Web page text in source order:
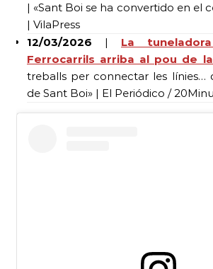
| «Sant Boi se ha convertido en el
| VilaPress
12/03/2026 | La
Ferrocarrils arriba al pou de la
treballs per connectar les línies…
de Sant Boi» | El Periódico /